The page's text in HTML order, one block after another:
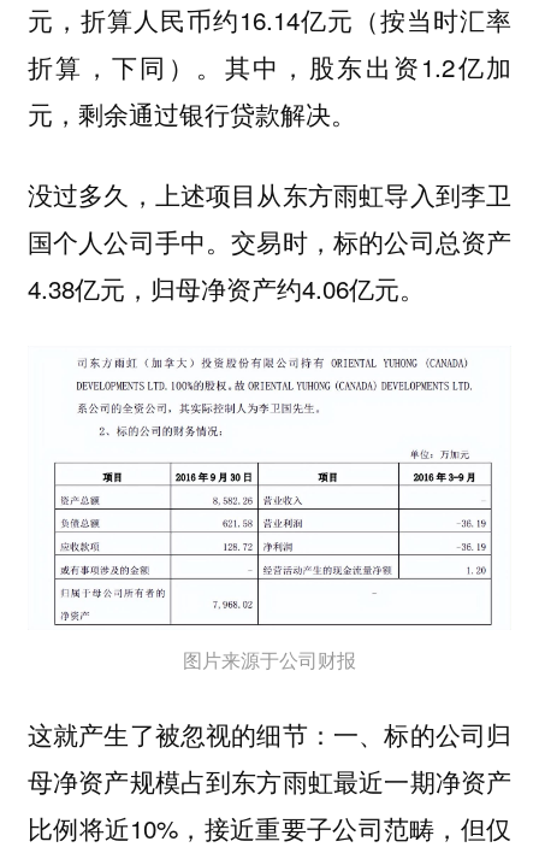
元，折算人民币约16.14亿元（按当时汇率
折算，下同）。其中，股东出资1.2亿加
元，剩余通过银行贷款解决。
没过多久，上述项目从东方雨虹导入到李卫
国个人公司手中。交易时，标的公司总资产
4.38亿元，归母净资产约4.06亿元。
图片来源于公司财报
这就产生了被忽视的细节：一、标的公司归
母净资产规模占到东方雨虹最近一期净资产
比例将近10%，接近重要子公司范畴，但仅